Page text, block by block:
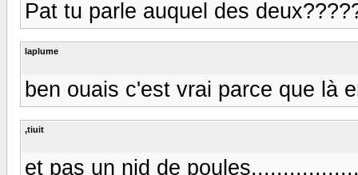
Pat tu parle auquel des
laplume
ben ouais c'est vrai parce que là
,tiuit
et pas un nid de